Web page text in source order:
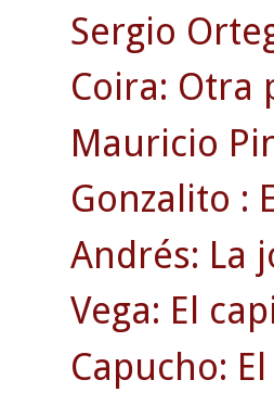
Sergio
Coira: Otra
Mauricio
Gonzalito :
Andrés: La
Vega: El
Capucho: